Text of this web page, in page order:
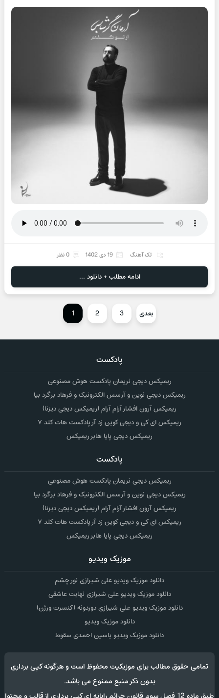
تک آهنگ 19 دی 1402 0 نظر
ادامه مطلب + دانلود ...
1 2 3 بعدی
پادکست
ریمیکس دیجی نریمان پادکست هوش مصنوعی
ریمیکس دیجی نوین و آرسس الکترونیک و فرهاد برگرد بیا
ریمیکس آرون افشار آرام آرام (ریمیکس دیجی دیزنا)
ریمیکس ای کی و دیجی کوین زد آر پادکست هات کلد ۷
ریمیکس دیجی پایا هابر ریمیکس
پادکست
ریمیکس دیجی نریمان پادکست هوش مصنوعی
ریمیکس دیجی نوین و آرسس الکترونیک و فرهاد برگرد بیا
ریمیکس آرون افشار آرام آرام (ریمیکس دیجی دیزنا)
ریمیکس ای کی و دیجی کوین زد آر پادکست هات کلد ۷
ریمیکس دیجی پایا هابر ریمیکس
موزیک ویدیو
دانلود موزیک ویدیو علی شیرازی نور چشم
دانلود موزیک ویدیو علی شیرازی نهایت عاشقی
دانلود موزیک ویدیو علی شیرازی دوردونه (کنسرت ورژن)
دانلود موزیک ویدیو
دانلود موزیک ویدیو یاسین احمدی سقوط
تمامی حقوق مطالب برای موزیکیت محفوظ است و هرگونه کپی برداری
بدون ذکر منبع ممنوع می باشد.